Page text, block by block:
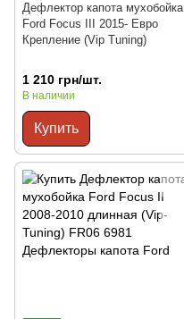
Дефлектор капота мухобойка
Ford Focus III 2015- Евро
Крепление (Vip Tuning)
1 210 грн/шт.
В наличии
Купить